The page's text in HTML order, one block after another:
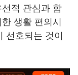
적 관심과 함
생활 편의시
선호되는 것이